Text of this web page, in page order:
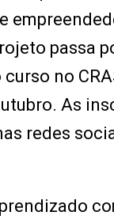
passa
no
As
redes